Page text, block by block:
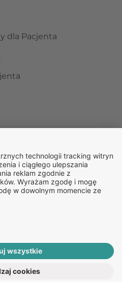
E-KONSULTACJĘ
dla Pacjenta
telemedycznych jest
ustawy z dnia 15
leczniczej, wpisanym do
działalność leczniczą pod